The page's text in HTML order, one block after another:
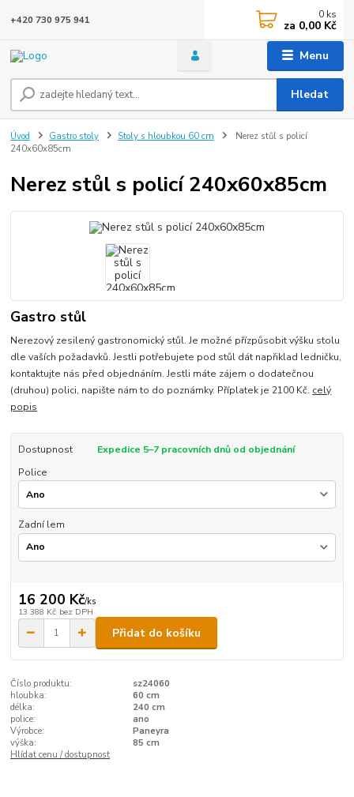
Menu
Hledat
+420 730 975 941 0 ks
za 0,00 Kč
Úvod Gastro stoly Stoly s hloubkou 60 cm
Nerez stůl s policí
240x60x85cm
Nerez stůl s policí 240x60x85cm
Gastro stůl
Nerezový zesilený gastronomický stůl. Je možné přízpůsobit výšku stolu
dle vaších požadavků. Jestli potřebujete pod stůl dát napřiklad ledničku,
kontaktujte nás před objednáním. Jestli máte zájem o dodatečnou
(druhou) polici, napište nám to do poznámky. Příplatek je 2100 Kč. celý
popis
Dostupnost
Expedice 5–7 pracovních dnů od objednání
Police
Zadní lem
16 200 Kč/ks
13 388 Kč bez DPH
Přidat do košíku
Číslo produktu:
sz24060
hloubka:
60 cm
délka:
240 cm
police:
ano
Výrobce:
Paneyra
výška:
85 cm
Hlídat cenu / dostupnost